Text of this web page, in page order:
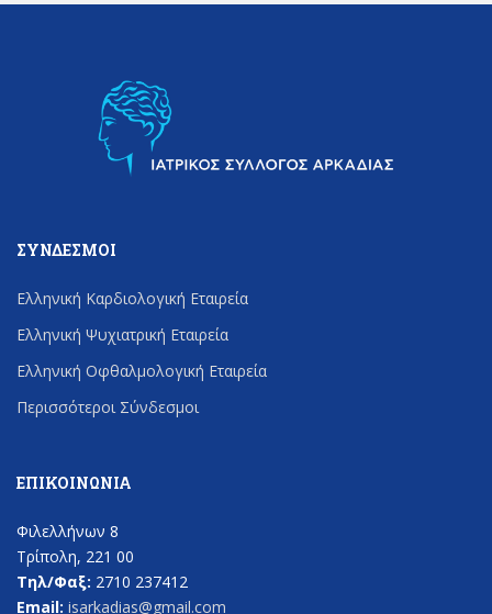
ΣΎΝΔΕΣΜΟΙ
Ελληνική Καρδιολογική Εταιρεία
Ελληνική Ψυχιατρική Εταιρεία
Ελληνική Οφθαλμολογική Εταιρεία
Περισσότεροι Σύνδεσμοι
ΕΠΙΚΟΙΝΩΝΊΑ
Φιλελλήνων 8
Τρίπολη, 221 00
Τηλ/Φαξ: 2710 237412
Email: isarkadias@gmail.com